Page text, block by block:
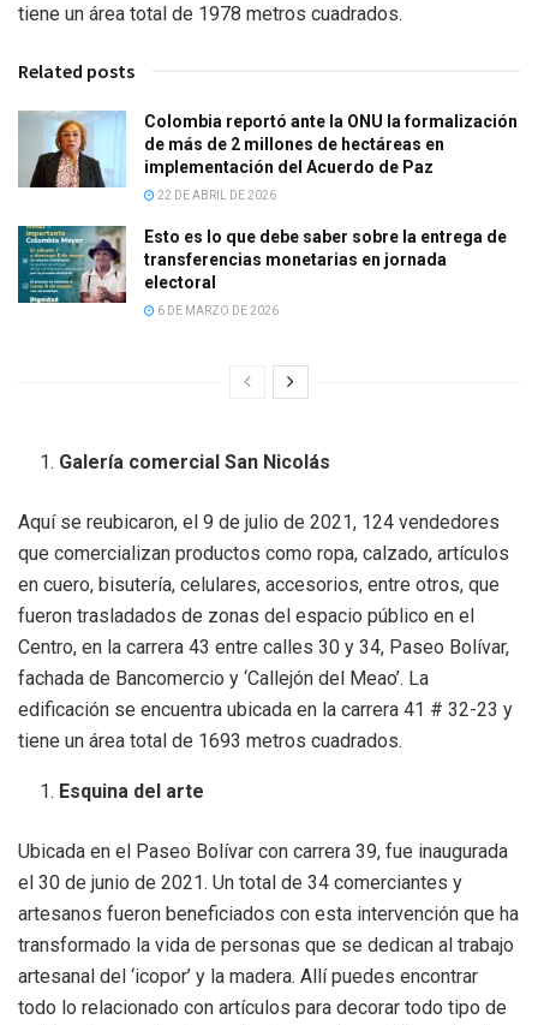
tiene un área total de 1978 metros cuadrados.
Related posts
Colombia reportó ante la ONU la formalización
de más de 2 millones de hectáreas en
implementación del Acuerdo de Paz
22 DE ABRIL DE 2026
Esto es lo que debe saber sobre la entrega de
transferencias monetarias en jornada
electoral
6 DE MARZO DE 2026
Galería comercial San Nicolás
Aquí se reubicaron, el 9 de julio de 2021, 124 vendedores
que comercializan productos como ropa, calzado, artículos
en cuero, bisutería, celulares, accesorios, entre otros, que
fueron trasladados de zonas del espacio público en el
Centro, en la carrera 43 entre calles 30 y 34, Paseo Bolívar,
fachada de Bancomercio y ‘Callejón del Meao’. La
edificación se encuentra ubicada en la carrera 41 # 32-23 y
tiene un área total de 1693 metros cuadrados.
Esquina del arte
Ubicada en el Paseo Bolívar con carrera 39, fue inaugurada
el 30 de junio de 2021. Un total de 34 comerciantes y
artesanos fueron beneficiados con esta intervención que ha
transformado la vida de personas que se dedican al trabajo
artesanal del ‘icopor’ y la madera. Allí puedes encontrar
todo lo relacionado con artículos para decorar todo tipo de